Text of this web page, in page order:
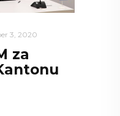
3, 2020
za